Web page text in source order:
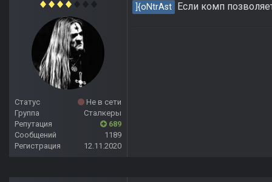
Статус
Не в сети
Группа
Сталкеры
Репутация
689
Сообщений
1189
Регистрация
12.11.2020
]{oNtrAst Если комп